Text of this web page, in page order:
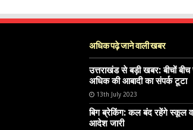
अधिक पढ़े जाने वाली खबर
उत्तराखंड से बड़ी खबर: बीचों
अधिक की आबादी का संपर्क टूटा
13th July 2023
बिग ब्रेकिंग: कल बंद रहेंगे स्कूल
आदेश जारी